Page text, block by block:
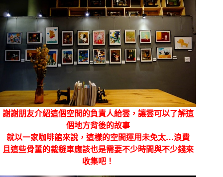
謝謝朋友介紹這個空間的負責人給雲，讓雲可以了解這
個地方背後的故事
就以一家咖啡館來說，這樣的空間運用未免太…浪費
且這些骨董的裁縫車應該也是需要不少時間與不少錢來
收集吧！